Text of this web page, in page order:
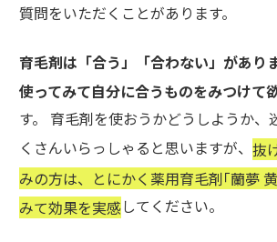
質問をいただくことがあります。
育毛剤は「合う」「合わない」があり
使ってみて自分に合うものをみつけて
す。 育毛剤を使おうかどうしようか、
くさんいらっしゃると思いますが、 抜
みの方は、とにかく薬用育毛剤｢蘭夢
みて効果を実感してください。